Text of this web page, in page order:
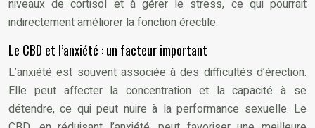
niveaux de cortisol et à gérer le stress, ce qui pourrait
indirectement améliorer la fonction érectile.
Le CBD et l’anxiété : un facteur important
L’anxiété est souvent associée à des difficultés d’érection.
Elle peut affecter la concentration et la capacité à se
détendre, ce qui peut nuire à la performance sexuelle. Le